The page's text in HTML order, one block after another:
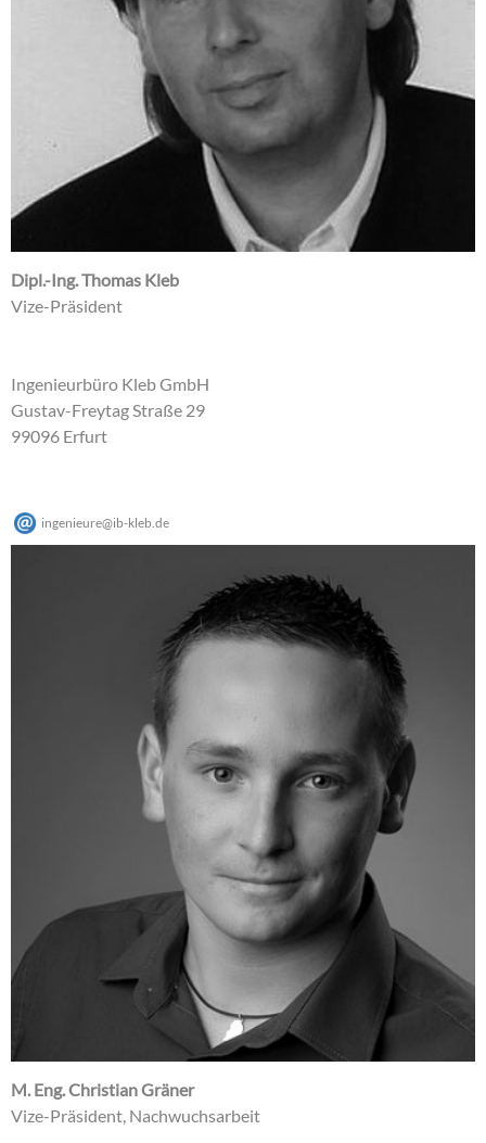
Dipl.-Ing. Thomas Kleb
Vize-Präsident
Ingenieurbüro Kleb GmbH
Gustav-Freytag Straße 29
99096 Erfurt
ingenieure@ib-kleb.de
M. Eng. Christian Gräner
Vize-Präsident, Nachwuchsarbeit